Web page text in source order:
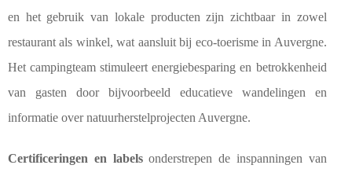
en het gebruik van lokale producten zijn zichtbaar in zowel
restaurant als winkel, wat aansluit bij eco-toerisme in Auvergne.
Het campingteam stimuleert energiebesparing en betrokkenheid
van gasten door bijvoorbeeld educatieve wandelingen en
informatie over natuurherstelprojecten Auvergne.
Certificeringen en labelsonderstrepen de inspanningen van